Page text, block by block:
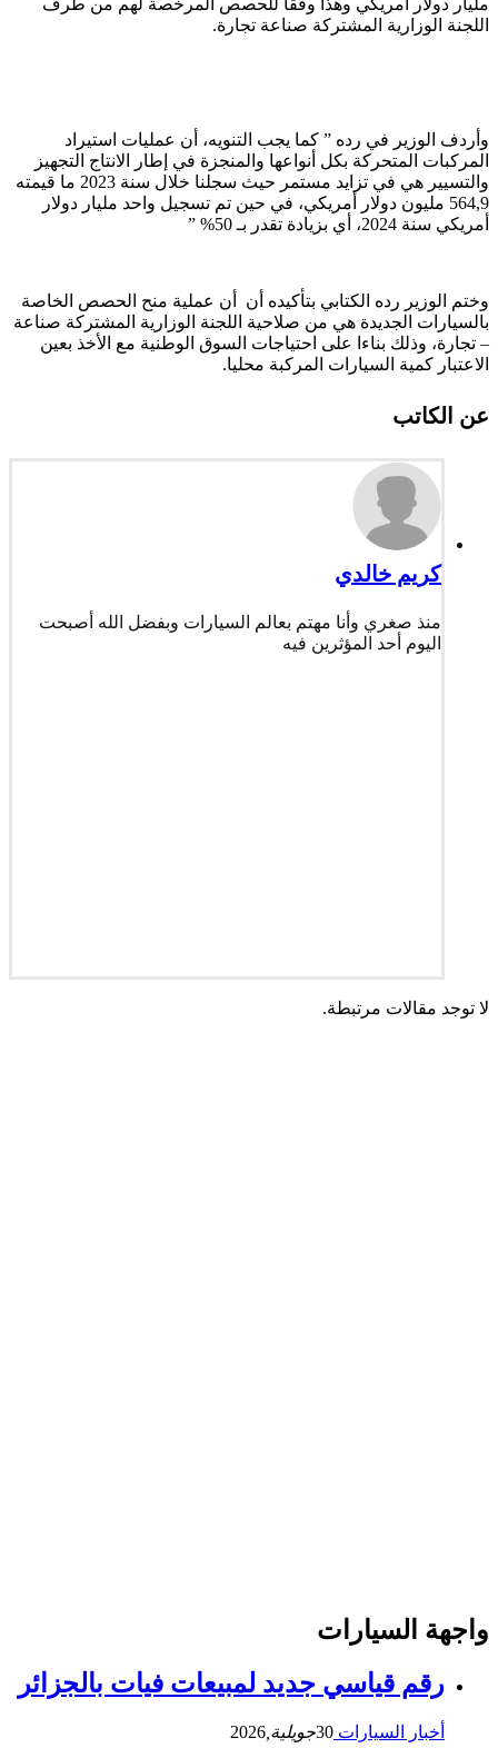
اللجنة الوزارية المشتركة صناعة تجارة.
وأردف الوزير في رده ” كما يجب التنويه، أن عمليات استيراد
المركبات المتحركة بكل أنواعها والمنجزة في إطار الانتاج التجهيز
والتسيير هي في تزايد مستمر حيث سجلنا خلال سنة 2023 ما قيمته
564,9 مليون دولار أمريكي، في حين تم تسجيل واحد مليار دولار
أمريكي سنة 2024، أي بزيادة تقدر بـ 50% ”
وختم الوزير رده الكتابي بتأكيده أن أن عملية منح الحصص الخاصة
بالسيارات الجديدة هي من صلاحية اللجنة الوزارية المشتركة صناعة
– تجارة، وذلك بناءا على احتياجات السوق الوطنية مع الأخذ بعين
الاعتبار كمية السيارات المركبة محليا.
عن الكاتب
كريم خالدي
منذ صغري وأنا مهتم بعالم السيارات وبفضل الله أصبحت
اليوم أحد المؤثرين فيه
لا توجد مقالات مرتبطة.
واجهة السيارات
رقم قياسي جديد لمبيعات فيات بالجزائر
أخبار السيارات 30جويلية, 2026